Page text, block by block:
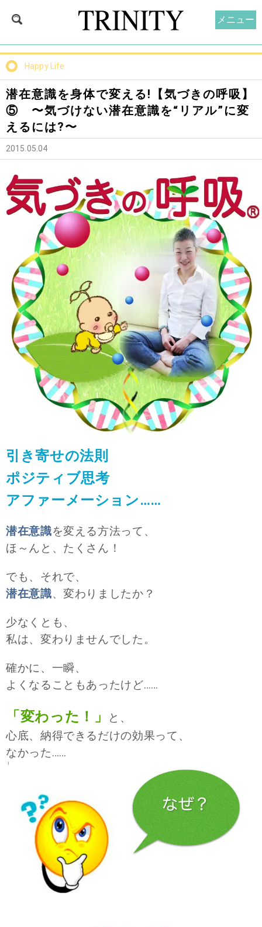
Happy Life
潜在意識を身体で変える!【気づきの呼吸】
⑤ 〜気づけない潜在意識を“リアル”に変
えるには?〜
2015.05.04
引き寄せの法則
ポジティブ思考
アファーメーション……
潜在意識を変える方法って、
ほ～んと、たくさん！
でも、それで、
潜在意識、変わりましたか？
少なくとも、
私は、変わりませんでした。
確かに、一瞬、
よくなることもあったけど……
「変わった！」
と、
心底、納得できるだけの効果って、
なかった……
メニュー